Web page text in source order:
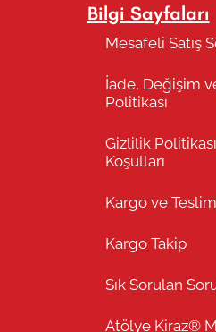
Bilgi Sayfaları
Mesafeli Satış
İade, Değişim
Politikası
Gizlilik
Koşulları
Kargo ve
Kargo Takip
Sık Sorulan
Atölye Kiraz®